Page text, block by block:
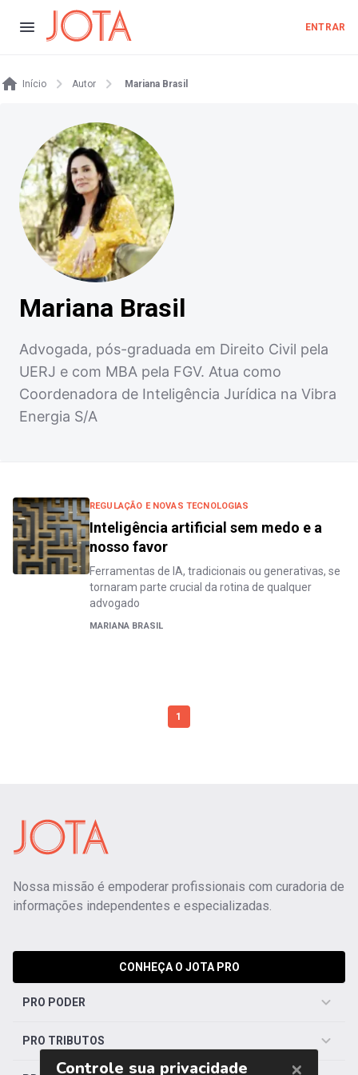
ENTRAR
Início Autor Mariana Brasil
Mariana Brasil
Advogada, pós-graduada em Direito Civil pela
UERJ e com MBA pela FGV. Atua como
Coordenadora de Inteligência Jurídica na Vibra
Energia S/A
REGULAÇÃO E NOVAS TECNOLOGIAS
Inteligência artificial sem medo e a
nosso favor
Ferramentas de IA, tradicionais ou generativas, se
tornaram parte crucial da rotina de qualquer
advogado
MARIANA BRASIL
1
Nossa missão é empoderar profissionais com curadoria de
informações independentes e especializadas.
CONHEÇA O JOTA PRO
PRO PODER
PRO TRIBUTOS